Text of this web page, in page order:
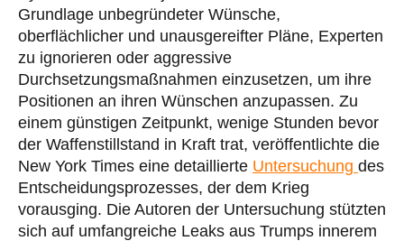
Grundlage unbegründeter Wünsche,
oberflächlicher und unausgereifter Pläne, Experten
zu ignorieren oder aggressive
Durchsetzungsmaßnahmen einzusetzen, um ihre
Positionen an ihren Wünschen anzupassen. Zu
einem günstigen Zeitpunkt, wenige Stunden bevor
der Waffenstillstand in Kraft trat, veröffentlichte die
New York Times eine detaillierte Untersuchung des
Entscheidungsprozesses, der dem Krieg
vorausging. Die Autoren der Untersuchung stützten
sich auf umfangreiche Leaks aus Trumps innerem